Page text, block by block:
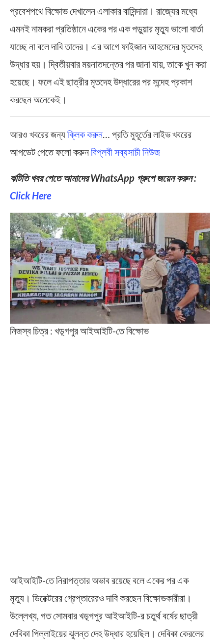
প্রবেশপথে বিক্ষোভ দেখালেন এলাকার বাসিন্দারা। রাজ্যের মধ্যে
এমনই নামকরা প্রতিষ্ঠানে একের পর এক পড়ুয়ার মৃত্যু ভালো বার্তা
যাচ্ছে না বলে দাবি তাদের। এর আগে ফাইজান আহমেদের মৃতদেহ
উদ্ধার হয়। দ্বিতীয়বার ময়নাতদন্তের পর জানা যায়, তাকে খুন করা
হয়েছে। ফলে এই ছাত্রীর মৃতদেহ উদ্ধারের পর সন্দেহ প্রকাশ
করছেন অনেকেই।
আরও খবরের জন্যক্লিক করুন… প্রতি মুহূর্তের লাইভ খবরের
আপডেট পেতে ফলো করুনবিপ্লবী সব্যসাচী নিউজ
ঝটিতি খবর পেতে আমাদের WhatsApp গ্রুপে জয়েন করুন :
Click Here
নিজস্ব চিত্র : খড়্গপুর আইআইটি-তে বিক্ষোভ
আইআইটি-তে নিরাপত্তার অভাব রয়েছে বলে একের পর এক
মৃত্যু। ডিরেক্টরের গ্রেপ্তারেরও দাবি করছেন বিক্ষোভকারীরা।
উল্লেখ্য, গত সোমবার খড়্গপুর আইআইটি-র চতুর্থ বর্ষের ছাত্রী
দেবিকা পিল্লাইয়ের ঝুলন্ত দেহ উদ্ধার হয়েছিল। দেবিকা কেরলের